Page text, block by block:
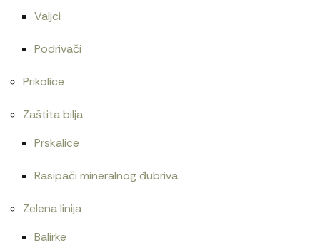
Valjci
Podrivači
Prikolice
Zaštita bilja
Prskalice
Rasipači mineralnog đubriva
Zelena linija
Balirke
2.880